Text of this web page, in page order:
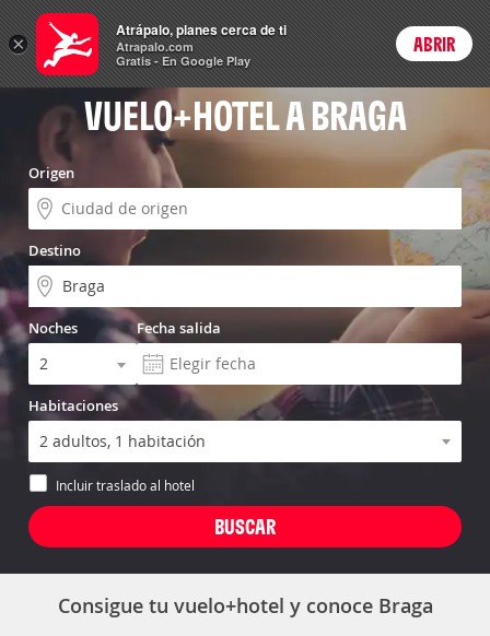
Vuelo+Hotel Precios enPeso
ARSCambiar moneda
Login
VUELO+HOTEL A BRAGA
Origen
Destino
Noches Fecha salida
Habitaciones
Incluir traslado al hotel
Consigue tu vuelo+hotel y conoce Braga
×
Atrápalo, planes cerca de ti
Atrapalo.com
Gratis - En Google Play
ABRIR